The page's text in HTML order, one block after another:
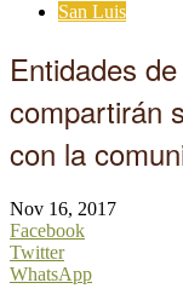
San Luis
Entidades
compartirán
con la
Nov 16, 2017
Facebook
Twitter
WhatsApp